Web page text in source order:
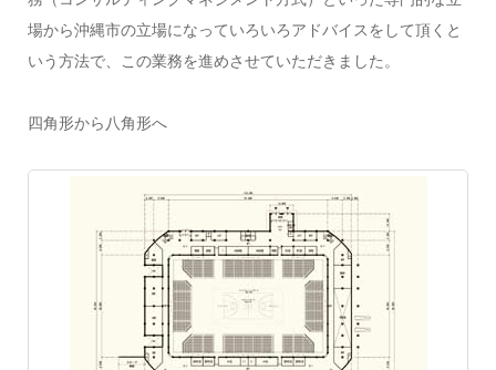
場から沖縄市の立場になっていろいろアドバイスをして頂くと
いう方法で、この業務を進めさせていただきました。
四角形から八角形へ